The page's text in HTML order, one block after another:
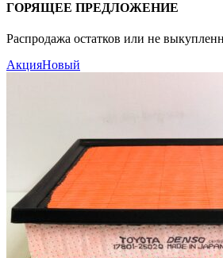
ГОРЯЩЕЕ ПРЕДЛОЖЕНИЕ
Распродажа остатков или не
АкцияНовый